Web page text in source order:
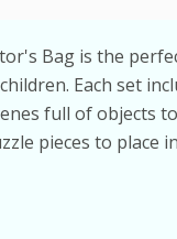
Bag is the
Each set
full of objects
pieces to place